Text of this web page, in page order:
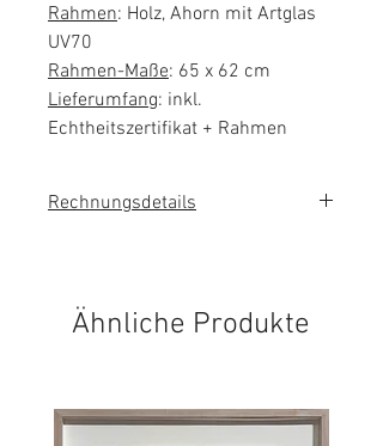
Rahmen: Holz, Ahorn mit Artglas
UV70
Rahmen-Maße: 65 x 62 cm
Lieferumfang: inkl.
Echtheitszertifikat + Rahmen
Rechnungsdetails
keine Umsatzsteuer auf der
Rechnung ausgewiesen.
Ähnliche Produkte